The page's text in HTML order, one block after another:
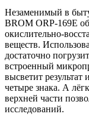
Незаменимый в
BROM ORP-169Е
окислительно-
веществ.
достаточно
встроенный
высветит
четыре знака. А
верхней части
исследований.